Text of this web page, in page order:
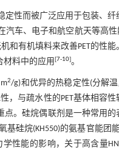
定性而被广泛应用于包装、
汽车、电子和航空航天等高性
和有机填料来改善PET的性
材料中的应用 [7-10]。
2/g)和优异的热稳定性(分解
，与疏水性的PET基体相容性
点。硅烷偶联剂是一种常用
基硅烷(KH550)的氨基官能团
性能的影响，关于高含量